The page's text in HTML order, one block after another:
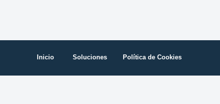
Inicio Soluciones Política de Cookies